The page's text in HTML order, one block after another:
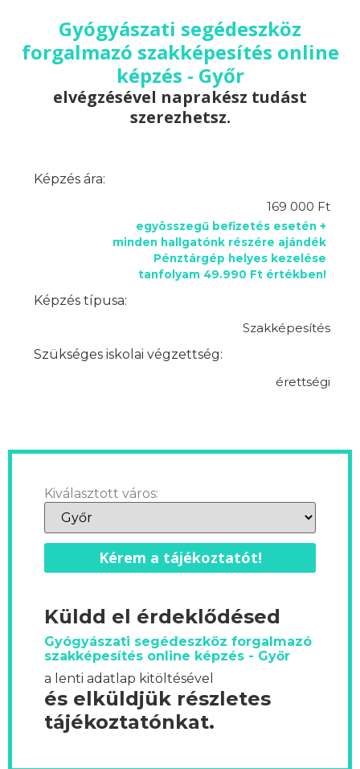
Gyógyászati segédeszköz
forgalmazó szakképesítés online
képzés - Győr
elvégzésével naprakész tudást
szerezhetsz.
Képzés ára:
169 000 Ft
egyösszegű befizetés esetén +
minden hallgatónk részére ajándék
Pénztárgép helyes kezelése
tanfolyam 49.990 Ft értékben!
Képzés típusa:
Szakképesítés
Szükséges iskolai végzettség:
érettségi
Kiválasztott város:
Kérem a tájékoztatót!
Küldd el érdeklődésed
Gyógyászati segédeszköz forgalmazó
szakképesítés online képzés - Győr
a lenti adatlap kitöltésével
és elküldjük részletes
tájékoztatónkat.